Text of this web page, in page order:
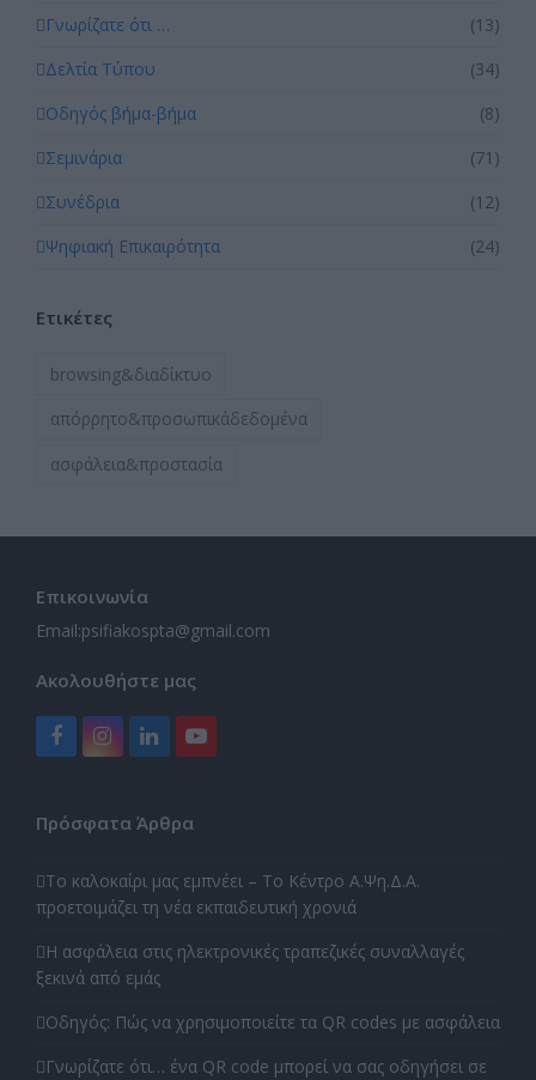
Γνωρίζατε ότι …
(13)
Δελτία Τύπου
(34)
Οδηγός βήμα-βήμα
(8)
Σεμινάρια
(71)
Συνέδρια
(12)
Ψηφιακή Επικαιρότητα
(24)
Ετικέτες
browsing&διαδίκτυο
απόρρητο&προσωπικάδεδομένα
ασφάλεια&προστασία
Επικοινωνία
Email:psifiakospta@gmail.com
Ακολουθήστε μας
Facebook
Instagram
LinkedInYouTube
Πρόσφατα Άρθρα
Το καλοκαίρι μας εμπνέει – Το Κέντρο Α.Ψη.Δ.Α.
προετοιμάζει τη νέα εκπαιδευτική χρονιά
Η ασφάλεια στις ηλεκτρονικές τραπεζικές συναλλαγές
ξεκινά από εμάς
Οδηγός: Πώς να χρησιμοποιείτε τα QR codes με ασφάλεια
Γνωρίζατε ότι… ένα QR code μπορεί να σας οδηγήσει σε